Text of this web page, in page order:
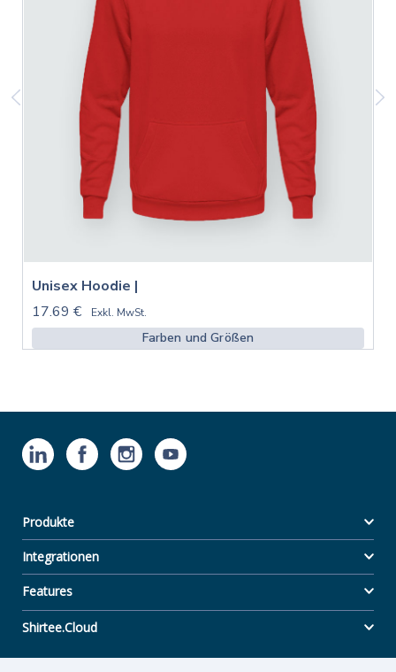
Unisex Hoodie |
17.69 €
Exkl. MwSt.
Farben und Größen
Produkte
Integrationen
Features
Shirtee.Cloud